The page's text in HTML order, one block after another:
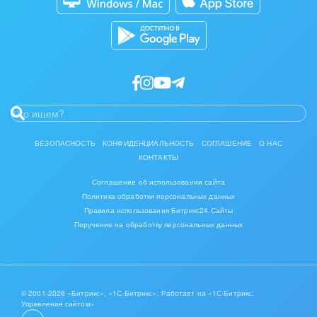
Консалтинговые и управленческие услуги
Культурные события, спорт, шоу-бизнес
Логистика
Мебель, лес, деревообработка
Медицина и фармацевтика
Металлургия
Нефть, газ
Оборудование, техника
БЕЗОПАСНОСТЬ КОНФИДЕНЦИАЛЬНОСТЬ СОГЛАШЕНИЕ
О НАС
КОНТАКТЫ
Соглашение об использовании сайта
Политика обработки персональных данных
Правила использования Битрикс24.Сайты
Поручение на обработку персональных данных
© 2001-2026 «Битрикс», «1С-Битрикс». Работает на «1С-Битрикс:
Управление сайтом»